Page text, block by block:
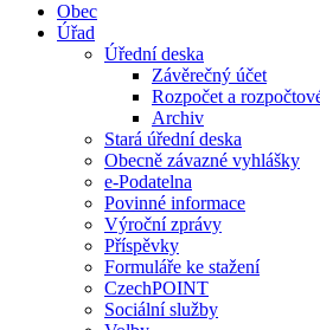
Obec
Úřad
Úřední deska
Závěrečný účet
Rozpočet a
Archiv
Stará úřední deska
Obecně závazné vyhlášky
e-Podatelna
Povinné informace
Výroční zprávy
Příspěvky
Formuláře ke stažení
CzechPOINT
Sociální služby